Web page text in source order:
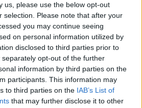
us, please use the below opt-out
selection. Please note that after your
you may continue seeing
on personal information utilized by
disclosed to third parties prior to
opt-out of the further
information by third parties on the
participants. This information may
to third parties on the IAB’s List of
that may further disclose it to other
Menyasszony